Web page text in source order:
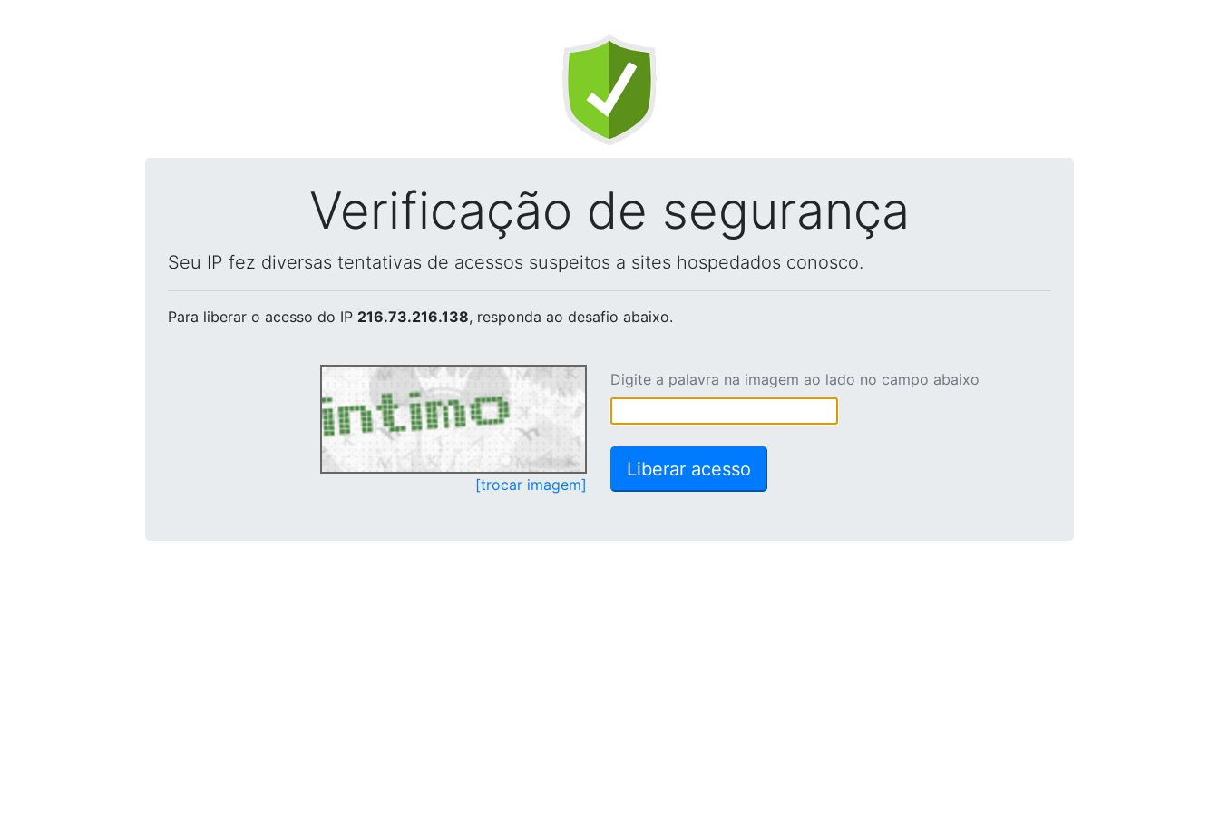
Verificação de segurança
Seu IP fez diversas tentativas de acessos suspeitos a sites hospedados conosco.
Para liberar o acesso do IP 216.73.216.138, responda ao desafio abaixo.
[trocar imagem]
Digite a palavra na imagem ao lado no campo abaixo